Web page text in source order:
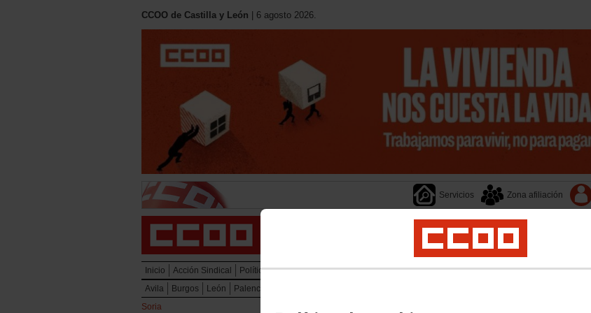
CCOO de Castilla y León | 6 agosto 2026.
Servicios Zona afiliación
Documentos
Inicio Acción Sindical Política Social Mujeres Salud Laboral Medio Ambiente Jóvenes Empleo Formación
Avila
Burgos León Palencia
Soria